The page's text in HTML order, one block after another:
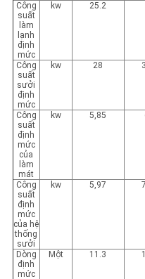
Công
suất
làm
lạnh
định
mức
kw 25.2
Công
suất
sưởi
định
mức
kw 28
Công
suất
định
mức
của
làm
mát
kw 5,85
Công
suất
định
mức
của hệ
thống
sưởi
kw 5,97
Dòng
định
mức
Một 11.3